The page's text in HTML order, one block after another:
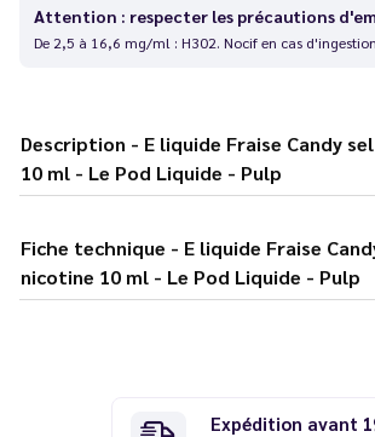
Attention : respecter les précautions
De 2,5 à 16,6 mg/ml : H302. Nocif en cas
Description - E liquide Fraise Candy sel de nicotine
10 ml - Le Pod Liquide - Pulp
Fiche technique - E liquide Fraise Candy sel de
nicotine 10 ml - Le Pod Liquide - Pulp
Expédition avant